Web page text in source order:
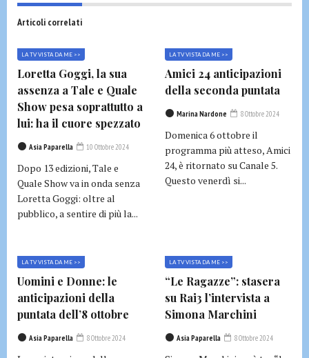
Articoli correlati
LA TV VISTA DA ME >>
Loretta Goggi, la sua
assenza a Tale e Quale
Show pesa soprattutto a
lui: ha il cuore spezzato
Asia Paparella 10 Ottobre 2024
Dopo 13 edizioni, Tale e
Quale Show va in onda senza
Loretta Goggi: oltre al
pubblico, a sentire di più la...
LA TV VISTA DA ME >>
Amici 24 anticipazioni
della seconda puntata
Marina Nardone 8 Ottobre 2024
Domenica 6 ottobre il
programma più atteso, Amici
24, è ritornato su Canale 5.
Questo venerdì si...
LA TV VISTA DA ME >>
Uomini e Donne: le
anticipazioni della
puntata dell’8 ottobre
Asia Paparella 8 Ottobre 2024
LA TV VISTA DA ME >>
“Le Ragazze”: stasera
su Rai3 l’intervista a
Simona Marchini
Asia Paparella 8 Ottobre 2024